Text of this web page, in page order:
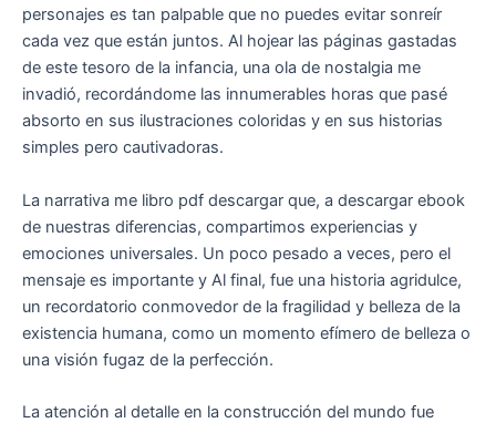
personajes es tan palpable que no puedes evitar sonreír
cada vez que están juntos. Al hojear las páginas gastadas
de este tesoro de la infancia, una ola de nostalgia me
invadió, recordándome las innumerables horas que pasé
absorto en sus ilustraciones coloridas y en sus historias
simples pero cautivadoras.
La narrativa me libro pdf descargar que, a descargar ebook
de nuestras diferencias, compartimos experiencias y
emociones universales. Un poco pesado a veces, pero el
mensaje es importante y Al final, fue una historia agridulce,
un recordatorio conmovedor de la fragilidad y belleza de la
existencia humana, como un momento efímero de belleza o
una visión fugaz de la perfección.
La atención al detalle en la construcción del mundo fue